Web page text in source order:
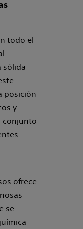
todo el
sólida
posición
y
conjunto
ofrece
se